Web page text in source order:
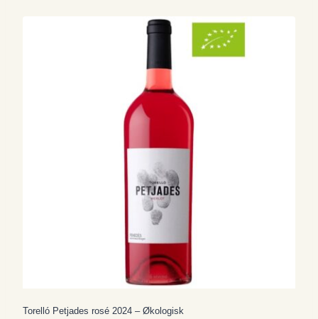
Torelló Petjades rosé 2024 – Økologisk